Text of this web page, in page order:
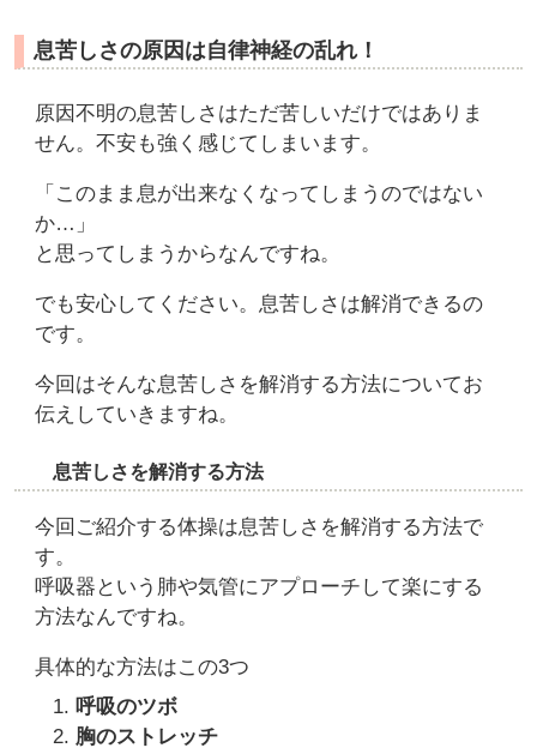
息苦しさの原因は自律神経の乱れ！
原因不明の息苦しさはただ苦しいだけではありま
せん。不安も強く感じてしまいます。
「このまま息が出来なくなってしまうのではない
か…」
と思ってしまうからなんですね。
でも安心してください。息苦しさは解消できるの
です。
今回はそんな息苦しさを解消する方法についてお
伝えしていきますね。
息苦しさを解消する方法
今回ご紹介する体操は息苦しさを解消する方法で
す。
呼吸器という肺や気管にアプローチして楽にする
方法なんですね。
具体的な方法はこの3つ
呼吸のツボ
胸のストレッチ